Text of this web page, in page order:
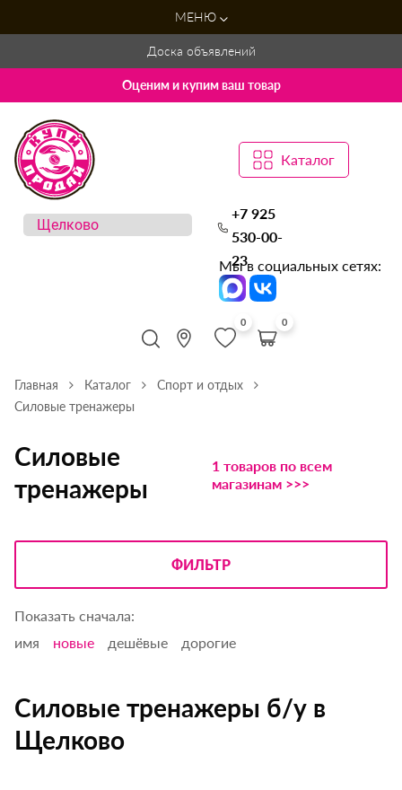
МЕНЮ
Доска объявлений
Оценим и купим ваш товар
Каталог
+7 925
530-00-
23
Мы в социальных сетях:
0 0
Главная Каталог
Спорт и отдых
Силовые тренажеры
Силовые
тренажеры
1 товаров по всем
магазинам >>>
ФИЛЬТР
Показать сначала:
имя
новые дешёвые дорогие
Силовые тренажеры б/у в
Щелково